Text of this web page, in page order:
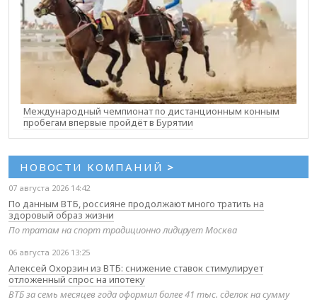
Международный чемпионат по дистанционным конным
пробегам впервые пройдёт в Бурятии
НОВОСТИ КОМПАНИЙ >
07 августа 2026 14:42
По данным ВТБ, россияне продолжают много тратить на
здоровый образ жизни
По тратам на спорт традиционно лидирует Москва
06 августа 2026 13:25
Алексей Охорзин из ВТБ: снижение ставок стимулирует
отложенный спрос на ипотеку
ВТБ за семь месяцев года оформил более 41 тыс. сделок на сумму